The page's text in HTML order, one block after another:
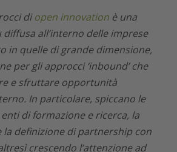
diopen innovation è una
all’interno delle imprese
in quelle di grande dimensione,
per gli approcci ‘inbound’ che
e sfruttare opportunità
In particolare, spiccano le
di formazione e ricerca, la
definizione di partnership con
crescendo l’attenzione ad